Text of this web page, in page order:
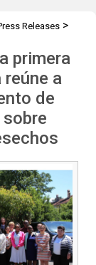
Releases >
primera
a
de